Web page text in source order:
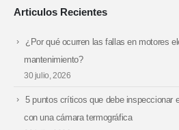
Articulos Recientes
¿Por qué ocurren las fallas en motores
mantenimiento?
30 julio, 2026
5 puntos críticos que debe inspeccionar
con una cámara termográfica